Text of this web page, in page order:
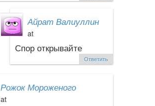
Айрат Валиуллин
at
Спор открывайте
Ответить
Рожок Мороженого
at